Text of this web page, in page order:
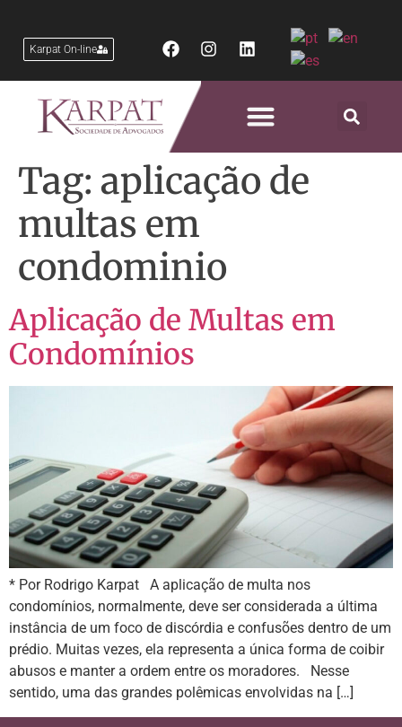
Karpat On-line
Tag: aplicação de
multas em
condominio
Aplicação de Multas em
Condomínios
* Por Rodrigo Karpat A aplicação de multa nos
condomínios, normalmente, deve ser considerada a última
instância de um foco de discórdia e confusões dentro de um
prédio. Muitas vezes, ela representa a única forma de coibir
abusos e manter a ordem entre os moradores. Nesse
sentido, uma das grandes polêmicas envolvidas na […]